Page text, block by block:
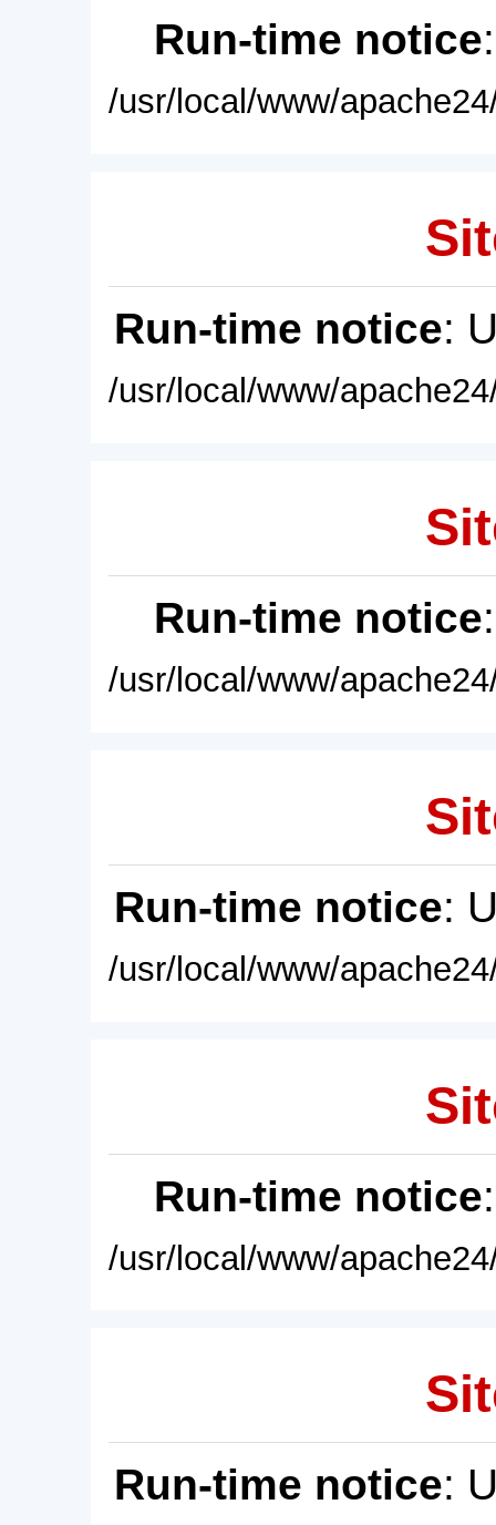
Run-time notice
/usr/local/www/
Run-time notice:
/usr/local/www/
Run-time notice
/usr/local/www/
Run-time notice:
/usr/local/www/
Run-time notice
/usr/local/www/
Run-time notice: